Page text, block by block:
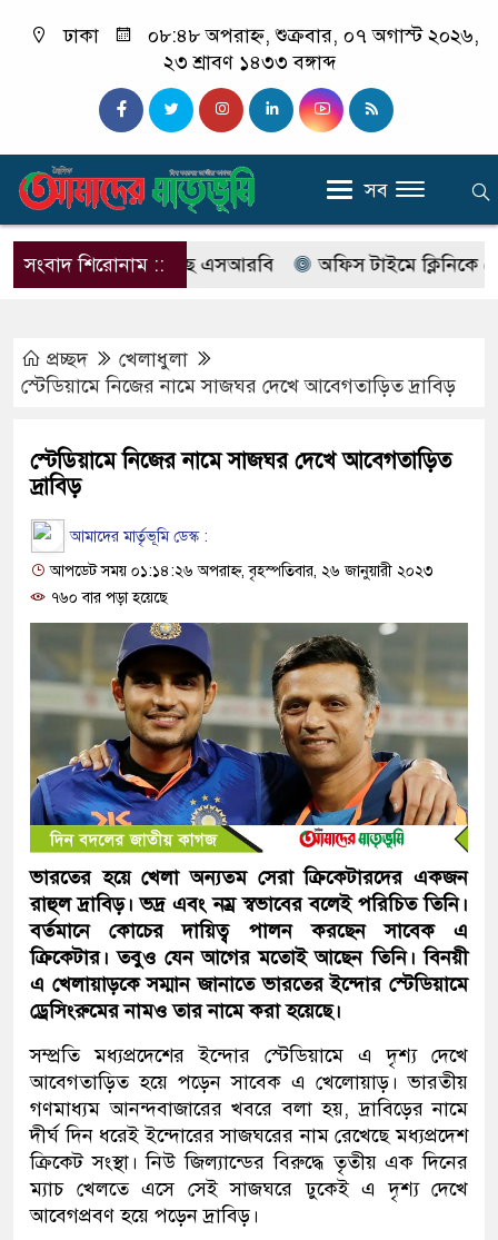
ঢাকা
০৮:৪৮ অপরাহ্ন, শুক্রবার, ০৭ অগাস্ট ২০২৬,
২৩ শ্রাবণ ১৪৩৩ বঙ্গাব্দ
সব
সংবাদ শিরোনাম ::
নাম বদলে আসছে এসআরবি অফিস টাইমে ক্লিনিকে রোগী
প্রচ্ছদ
খেলাধুলা
স্টেডিয়ামে নিজের নামে সাজঘর দেখে আবেগতাড়িত দ্রাবিড়
স্টেডিয়ামে নিজের নামে সাজঘর দেখে আবেগতাড়িত
দ্রাবিড়
আমাদের মার্তৃভূমি ডেস্ক :
আপডেট সময় ০১:১৪:২৬ অপরাহ্ন, বৃহস্পতিবার, ২৬ জানুয়ারী ২০২৩
৭৬০ বার পড়া হয়েছে
ভারতের হয়ে খেলা অন্যতম সেরা ক্রিকেটারদের একজন
রাহুল দ্রাবিড়। ভদ্র এবং নম্র স্বভাবের বলেই পরিচিত তিনি।
বর্তমানে কোচের দায়িত্ব পালন করছেন সাবেক এ
ক্রিকেটার। তবুও যেন আগের মতোই আছেন তিনি। বিনয়ী
এ খেলায়াড়কে সম্মান জানাতে ভারতের ইন্দোর স্টেডিয়ামে
ড্রেসিংরুমের নামও তার নামে করা হয়েছে।
সম্প্রতি মধ্যপ্রদেশের ইন্দোর স্টেডিয়ামে এ দৃশ্য দেখে
আবেগতাড়িত হয়ে পড়েন সাবেক এ খেলোয়াড়। ভারতীয়
গণমাধ্যম আনন্দবাজারের খবরে বলা হয়, দ্রাবিড়ের নামে
দীর্ঘ দিন ধরেই ইন্দোরের সাজঘরের নাম রেখেছে মধ্যপ্রদেশ
ক্রিকেট সংস্থা। নিউ জিল্যান্ডের বিরুদ্ধে তৃতীয় এক দিনের
ম্যাচ খেলতে এসে সেই সাজঘরে ঢুকেই এ দৃশ্য দেখে
আবেগপ্রবণ হয়ে পড়েন দ্রাবিড়।